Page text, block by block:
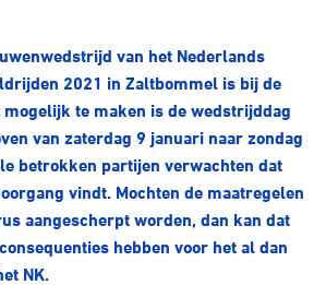
van het Nederlands
2021 in Zaltbommel is bij de
mogelijk te maken is de wedstrijddag
van zaterdag 9 januari naar zondag
betrokken partijen verwachten dat
vindt. Mochten de maatregelen
aangescherpt worden, dan kan dat
hebben voor het al dan
NK.
Gravel
Biketrial
Fixed gear